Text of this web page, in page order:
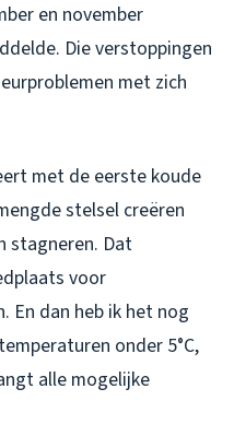
en november
Die verstoppingen
met zich
met de eerste koude
stelsel creëren
stagneren. Dat
voor
En dan heb ik het nog
onder 5°C,
alle mogelijke